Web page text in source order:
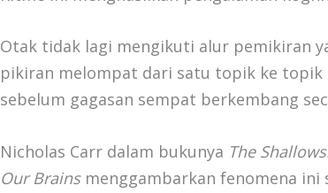
Otak tidak lagi mengikuti alur pemikiran
pikiran melompat dari satu topik ke topik
sebelum gagasan sempat berkembang
Nicholas Carr dalam bukunya The
Our Brainsmenggambarkan fenomena ini